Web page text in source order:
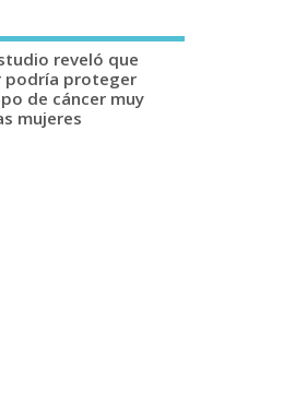
reveló que
podría proteger
de cáncer muy
mujeres